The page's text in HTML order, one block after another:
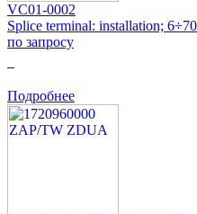
VC01-0002
Splice terminal: installation;
по запросу
Подробнее